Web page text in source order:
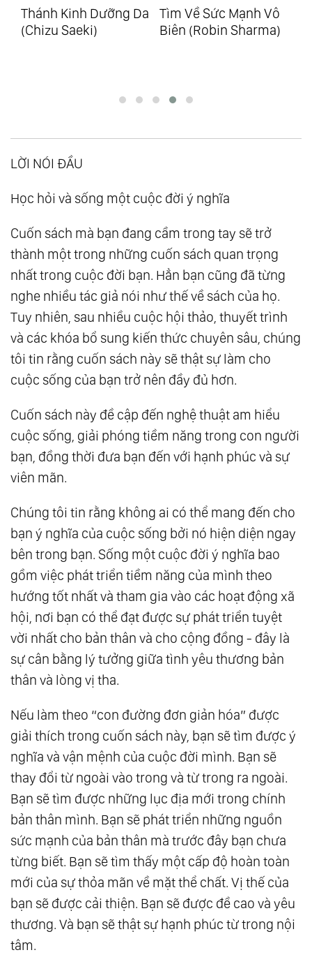
Dưỡng Da
Tìm Về Sức Mạnh Vô
Biên (Robin Sharma)
Định Luật
Mọi Bí Mật Tâm
LỜI NÓI ĐẦU
Học hỏi và sống một cuộc đời ý nghĩa
Cuốn sách mà bạn đang cầm trong tay sẽ trở
thành một trong những cuốn sách quan trọng
nhất trong cuộc đời bạn. Hẳn bạn cũng đã từng
nghe nhiều tác giả nói như thế về sách của họ.
Tuy nhiên, sau nhiều cuộc hội thảo, thuyết trình
và các khóa bổ sung kiến thức chuyên sâu, chúng
tôi tin rằng cuốn sách này sẽ thật sự làm cho
cuộc sống của bạn trở nên đầy đủ hơn.
Cuốn sách này đề cập đến nghệ thuật am hiểu
cuộc sống, giải phóng tiềm năng trong con người
bạn, đồng thời đưa bạn đến với hạnh phúc và sự
viên mãn.
Chúng tôi tin rằng không ai có thể mang đến cho
bạn ý nghĩa của cuộc sống bởi nó hiện diện ngay
bên trong bạn. Sống một cuộc đời ý nghĩa bao
gồm việc phát triển tiềm năng của mình theo
hướng tốt nhất và tham gia vào các hoạt động xã
hội, nơi bạn có thể đạt được sự phát triển tuyệt
vời nhất cho bản thân và cho cộng đồng - đây là
sự cân bằng lý tưởng giữa tình yêu thương bản
thân và lòng vị tha.
Nếu làm theo “con đường đơn giản hóa” được
giải thích trong cuốn sách này, bạn sẽ tìm được ý
nghĩa và vận mệnh của cuộc đời mình. Bạn sẽ
thay đổi từ ngoài vào trong và từ trong ra ngoài.
Bạn sẽ tìm được những lục địa mới trong chính
bản thân mình. Bạn sẽ phát triển những nguồn
sức mạnh của bản thân mà trước đây bạn chưa
từng biết. Bạn sẽ tìm thấy một cấp độ hoàn toàn
mới của sự thỏa mãn về mặt thể chất. Vị thế của
bạn sẽ được cải thiện. Bạn sẽ được đề cao và yêu
thương. Và bạn sẽ thật sự hạnh phúc từ trong nội
tâm.